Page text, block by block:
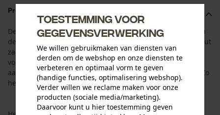
Productomschrijving
De set is aangepast aan de levensduur van het zaagblad en
de kettingzaagketting. Hij bestaat uit het Oregon AdvanceCut
zaagblad met een zaaglengte van 60 cm en 4 Oregon
volledige beitelzaagkettingen met een
aandrijfschakelbreedte van 1,6 mm en een steek van 3/8". Zo
heeft u de juiste vervangketting direct bij de hand.
Toestemming voor
gegevensverwerking
We willen gebruikmaken van diensten van
derden om de webshop en onze diensten te
verbeteren en optimaal vorm te geven
(handige functies, optimalisering webshop).
Verder willen we reclame maken voor onze
producten (sociale media/marketing).
Daarvoor kunt u hier toestemming geven